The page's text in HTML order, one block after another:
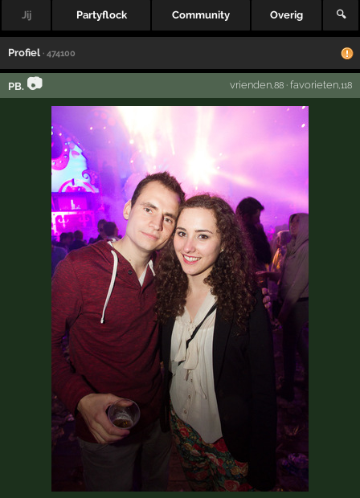
Jij Partyflock Community Overig 🔍
Profiel · 474100
PB. 📷 vrienden,88· favorieten,118